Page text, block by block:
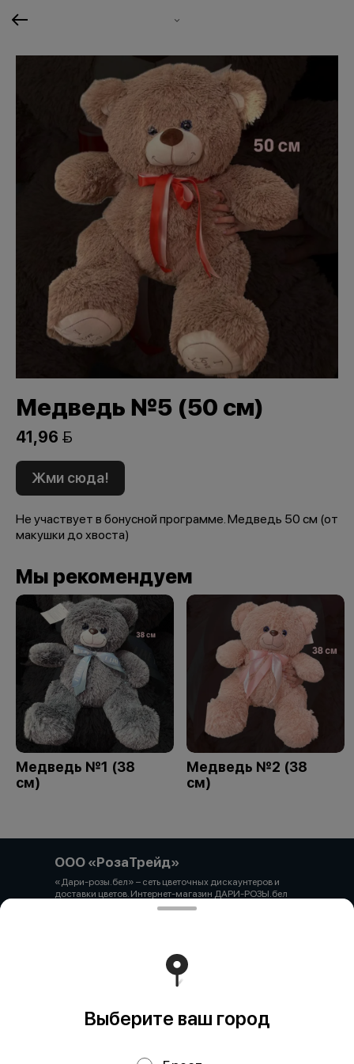
Медведь №5 (50 см)
41,96 
Жми сюда!
Не участвует в бонусной программе. Медведь 50 см (от
макушки до хвоста)
Мы рекомендуем
Медведь №1 (38
см)
Медведь №2 (38
см)
ООО «РозаТрейд»
«Дари-розы.бел» – сеть цветочных дискаунтеров и
доставки цветов. Интернет-магазин ДАРИ-РОЗЫ.бел
зарегистрирован 06.12.2021 № 524431 в Торговом
выдано администрацией Первомайского района г.
Витебска от 12.10.2021 УНП 391926869 Мы принимаем
онлайн оплату. ВНИМАНИЕ перед оплатой уточняйте
наличие товара у менеджера.
Выберите ваш город